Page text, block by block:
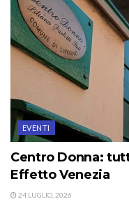
EVENTI
Centro Donna:
Effetto Venezia
24 LUGLIO, 2026